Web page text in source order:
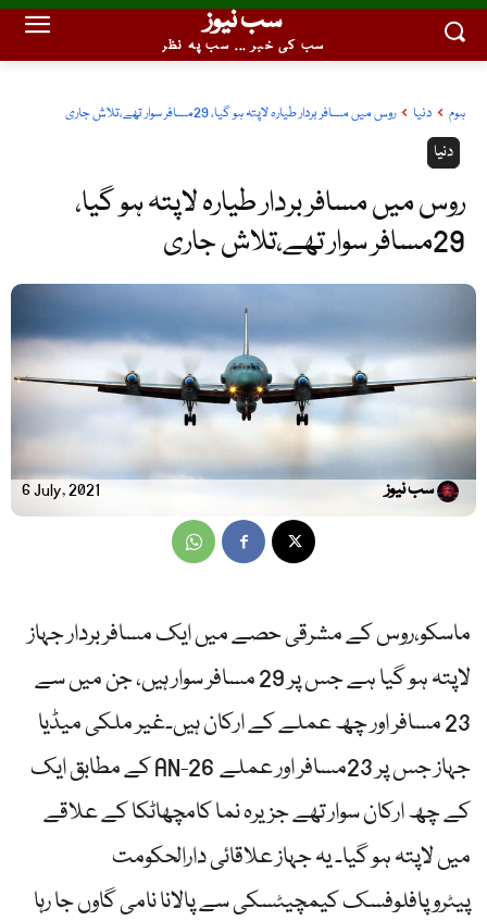
سب نیوز
سب کی خبر ... سب پہ نظر
ہوم دنیا روس میں مسافر بردار طیارہ لاپتہ ہو گیا، 29مسافر سوار تھے،تلاش جاری
دنیا
روس میں مسافر بردار طیارہ لاپتہ ہو گیا،
29مسافر سوار تھے،تلاش جاری
6 July, 2021 سب نیوز
ماسکو،روس کے مشرقی حصے میں ایک مسافر بردار جہاز
لاپتہ ہو گیا ہے جس پر 29 مسافر سوار ہیں، جن میں سے
23 مسافر اور چھ عملے کے ارکان ہیں۔غیر ملکی میڈیا
کے مطابق ایک AN-26 جہاز جس پر 23مسافر اور عملے
کے چھ ارکان سوار تھے جزیرہ نما کامچھاٹکا کے علاقے
میں لاپتہ ہو گیا۔ یہ جہاز علاقائی دارالحکومت
پیٹروپافلوفسک کیمچیٹسکی سے پالانا نامی گاوں جا رہا